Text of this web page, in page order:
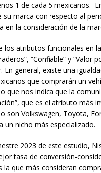
1 de cada 5 mexicanos.
marca con respecto al
en la consideración de la
los atributos funcionales en
“Confiable” y “Valor
general, existe una
que comprarán un
que nos indica que la
que es el atributo más
son Volkswagen, Toyota,
un nicho más especializado.
2023 de este estudio,
tasa de conversión-
la que más consideran